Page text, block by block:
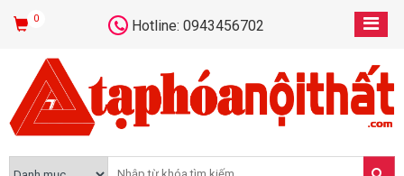
0 Hotline: 0943456702